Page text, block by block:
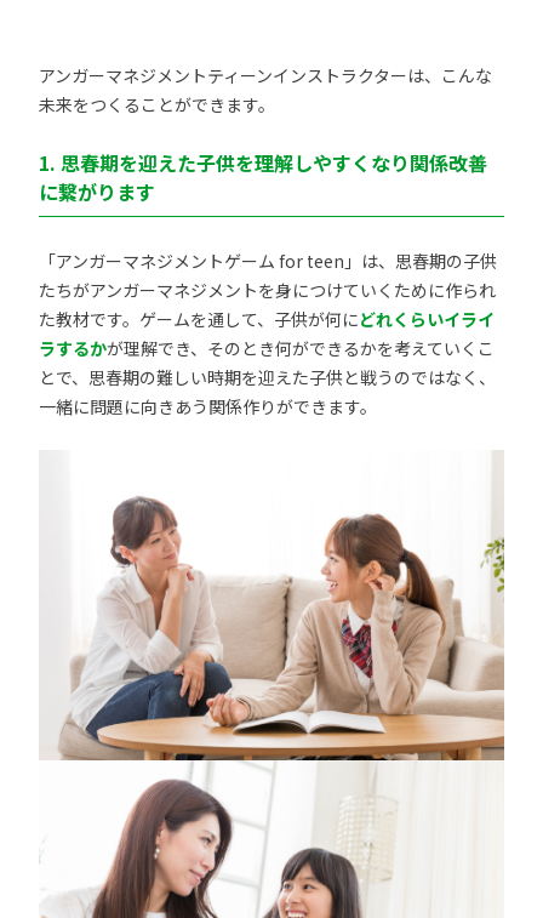
アンガーマネジメントティーンインストラクターは、こんな
未来をつくることができます。
1. 思春期を迎えた子供を理解しやすくなり関係改善
に繋がります
「アンガーマネジメントゲーム for teen」は、思春期の子供
たちがアンガーマネジメントを身につけていくために作られ
た教材です。ゲームを通して、子供が何にどれくらいイライ
ラするかが理解でき、そのとき何ができるかを考えていくこ
とで、思春期の難しい時期を迎えた子供と戦うのではなく、
一緒に問題に向きあう関係作りができます。